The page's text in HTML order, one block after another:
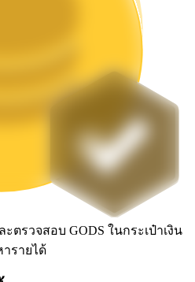
ตรวจสอบ GODS ในกระเป๋าเงิน
รายได้